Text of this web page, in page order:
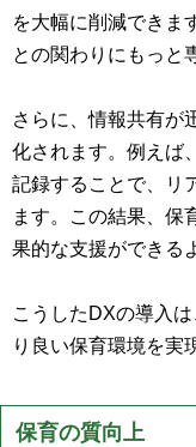
を大幅に削減できま
との関わりにもっと
さらに、情報共有が
化されます。例えば
記録することで、リ
ます。この結果、保
果的な支援ができる
こうしたDXの導入
り良い保育環境を実
保育の質向上